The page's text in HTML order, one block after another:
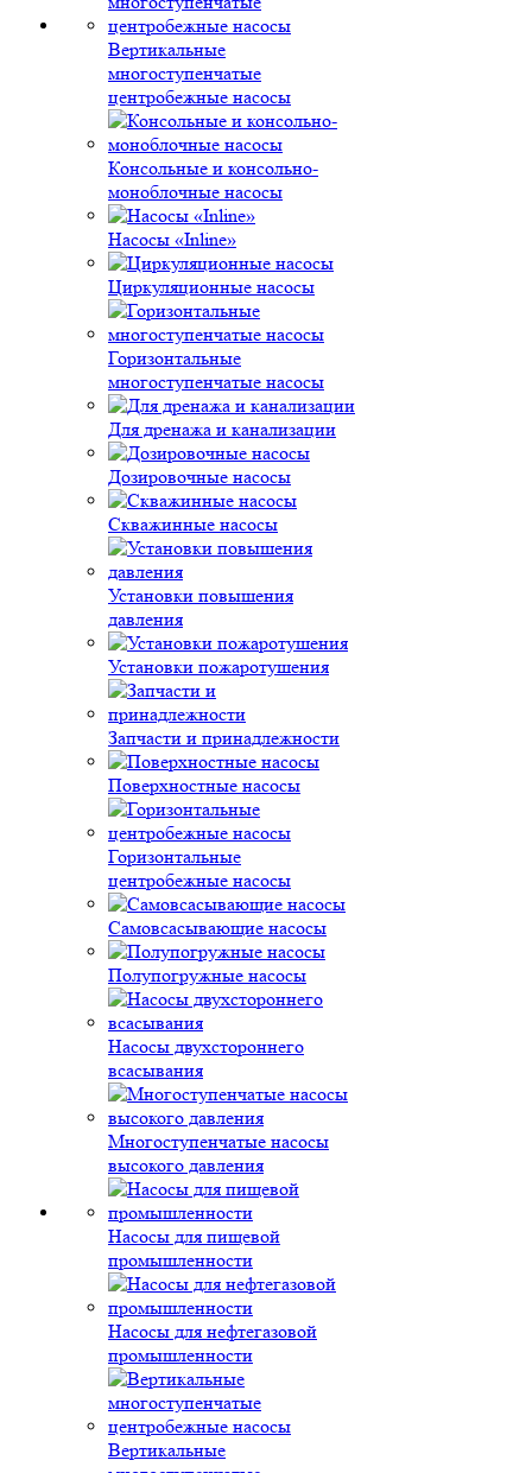
Вертикальные
многоступенчатые
центробежные насосы
Консольные и консольно-
моноблочные насосы
Насосы «Inline»
Циркуляционные насосы
Горизонтальные
многоступенчатые насосы
Для дренажа и канализации
Дозировочные насосы
Скважинные насосы
Установки повышения
давления
Установки пожаротушения
Запчасти и принадлежности
Поверхностные насосы
Горизонтальные
центробежные насосы
Самовсасывающие насосы
Полупогружные насосы
Насосы двухстороннего
всасывания
Многоступенчатые насосы
высокого давления
Насосы для пищевой
промышленности
Насосы для нефтегазовой
промышленности
Вертикальные